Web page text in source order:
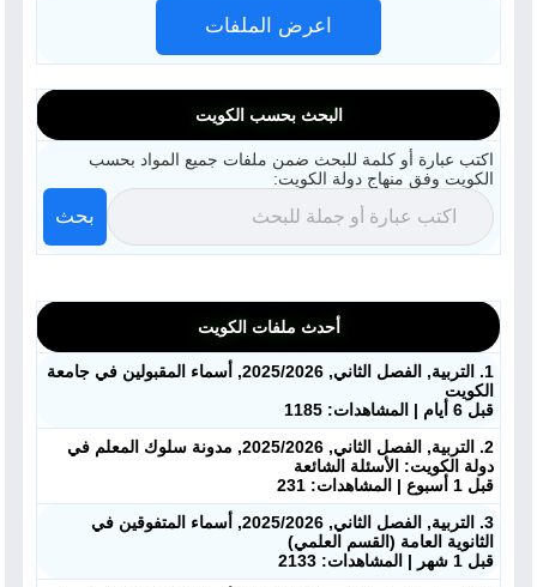
اعرض الملفات
البحث بحسب الكويت
اكتب عبارة أو كلمة للبحث ضمن ملفات جميع المواد بحسب
الكويت وفق منهاج دولة الكويت:
بحث
أحدث ملفات الكويت
1. التربية, الفصل الثاني, 2025/2026, أسماء المقبولين في جامعة
الكويت
قبل 6 أيام | المشاهدات: 1185
2. التربية, الفصل الثاني, 2025/2026, مدونة سلوك المعلم في
دولة الكويت: الأسئلة الشائعة
قبل 1 أسبوع | المشاهدات: 231
3. التربية, الفصل الثاني, 2025/2026, أسماء المتفوقين في
الثانوية العامة (القسم العلمي)
قبل 1 شهر | المشاهدات: 2133